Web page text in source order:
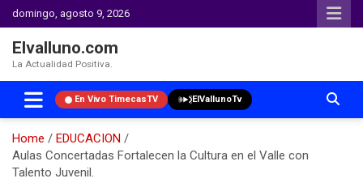
domingo, agosto 9, 2026
Elvalluno.com
La Actualidad Positiva.
En Vivo TimecasTV ElVallunoTv
Home
EDUCACION
Aulas Concertadas Fortalecen la Cultura en el Valle con
Talento Juvenil.